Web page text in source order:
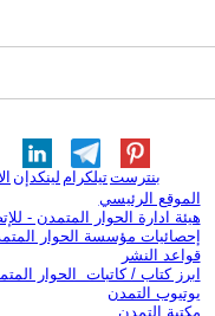
لينكدإن تيلكرامبنترست
الموقع الرئيسي
هيئة ادارة الحوار المتمدن -
إحصائيات مؤسسة الحوار
قواعد النشر
ابرز كتاب / كاتبات الحوار
يوتيوب التمدن
مكتبة التمدن